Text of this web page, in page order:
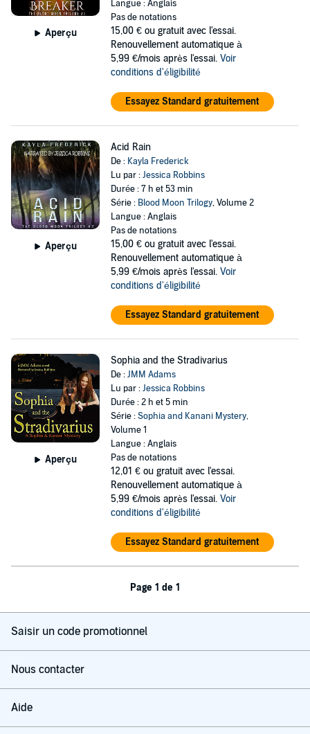
Aperçu
Langue : Anglais
Pas de notations
15,00 € ou gratuit avec l'essai.
Renouvellement automatique à
5,99 €/mois après l'essai. Voir
conditions d'éligibilité
Essayez Standard gratuitement
Aperçu
Acid Rain
De : Kayla Frederick
Lu par :Jessica Robbins
Durée : 7 h et 53 min
Série : Blood Moon Trilogy, Volume 2
Langue : Anglais
Pas de notations
15,00 € ou gratuit avec l'essai.
Renouvellement automatique à
5,99 €/mois après l'essai. Voir
conditions d'éligibilité
Essayez Standard gratuitement
Aperçu
Sophia and the Stradivarius
De :JMM Adams
Lu par :Jessica Robbins
Durée : 2 h et 5 min
Série :Sophia and Kanani Mystery,
Volume 1
Langue : Anglais
Pas de notations
12,01 € ou gratuit avec l'essai.
Renouvellement automatique à
5,99 €/mois après l'essai. Voir
conditions d'éligibilité
Essayez Standard gratuitement
Page 1 de 1
Saisir un code promotionnel
Nous contacter
Aide